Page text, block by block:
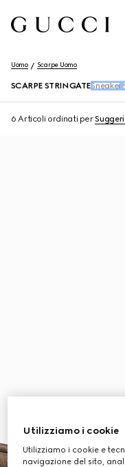
Uomo Scarpe Uomo
SCARPE STRINGATE Sneaker
6 Articoli ordinati per
Utilizziamo i cookie
Utilizziamo i cookie e
navigazione del sito,